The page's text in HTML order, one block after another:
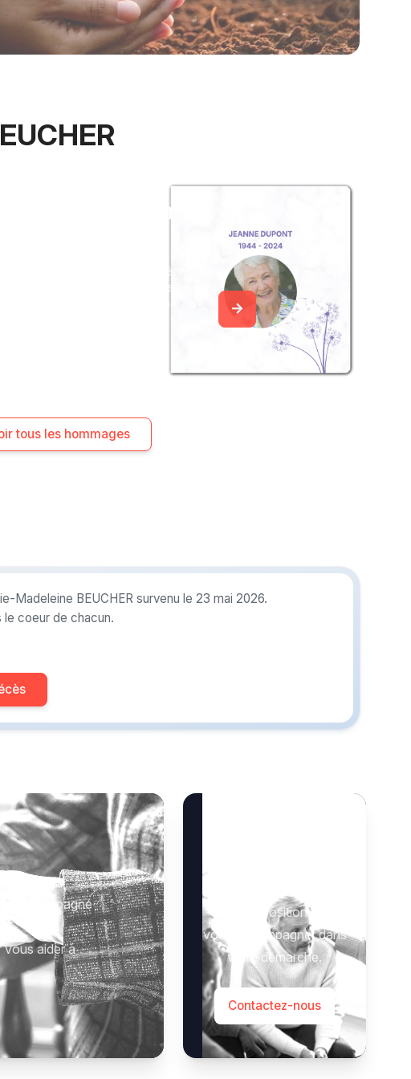
Créez un album
Créez un album collaboratif en réunissant
les hommages à Marie-Madeleine
tous les hommages
Madeleine BEUCHER survenu le 23 mai 2026.
le coeur de chacun.
:
accompagné
vous aider à
votre disposition pour
vous accompagner dans
votre démarche.
Contactez-nous